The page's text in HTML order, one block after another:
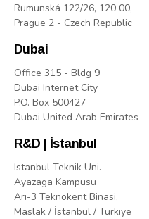
Rumunská 122/26, 120 00,
Prague 2 - Czech Republic
Dubai
Office 315 - Bldg 9
Dubai Internet City
P.O. Box 500427
Dubai United Arab Emirates
R&D | İstanbul
Istanbul Teknik Uni.
Ayazaga Kampusu
Arı-3 Teknokent Binasi,
Maslak / İstanbul / Türkiye